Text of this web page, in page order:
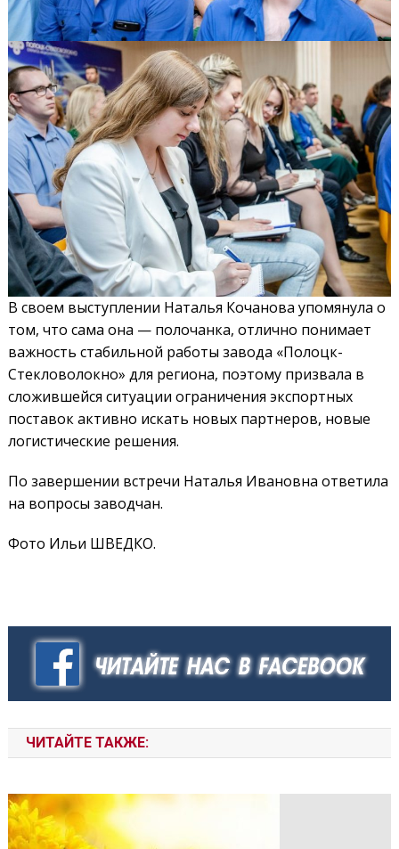
В своем выступлении Наталья Кочанова упомянула о
том, что сама она — полочанка, отлично понимает
важность стабильной работы завода «Полоцк-
Стекловолокно» для региона, поэтому призвала в
сложившейся ситуации ограничения экспортных
поставок активно искать новых партнеров, новые
логистические решения.
По завершении встречи Наталья Ивановна ответила
на вопросы заводчан.
Фото Ильи ШВЕДКО.
ЧИТАЙТЕ ТАКЖЕ: